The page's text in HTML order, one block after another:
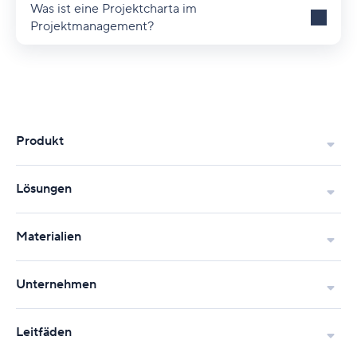
Was ist eine Projektcharta im
Projektmanagement?
Produkt
Lösungen
Materialien
Unternehmen
Leitfäden